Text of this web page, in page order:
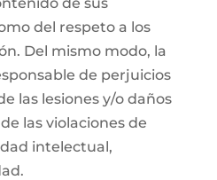
del respeto a los
Del mismo modo, la
de perjuicios
las lesiones y/o daños
las violaciones de
intelectual,